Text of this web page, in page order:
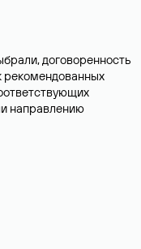
договоренность
рекомендованных
направлению